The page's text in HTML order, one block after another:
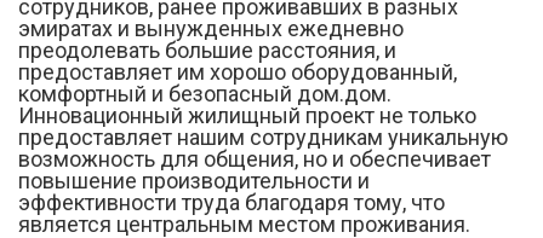
сотрудников, ранее проживавших в разных
эмиратах и вынужденных ежедневно
преодолевать большие расстояния, и
предоставляет им хорошо оборудованный,
комфортный и безопасный дом.дом.
Инновационный жилищный проект не только
предоставляет нашим сотрудникам уникальную
возможность для общения, но и обеспечивает
повышение производительности и
эффективности труда благодаря тому, что
является центральным местом проживания.